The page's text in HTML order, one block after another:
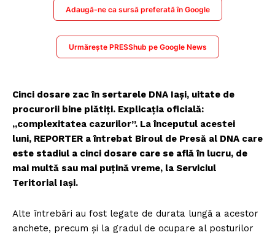
Adaugă-ne ca sursă preferată în Google
Urmărește PRESShub pe Google News
Cinci dosare zac în sertarele DNA Iași, uitate de
procurorii bine plătiți. Explicația oficială:
„complexitatea cazurilor”. La începutul acestei
luni, REPORTER a întrebat Biroul de Presă al DNA care
este stadiul a cinci dosare care se află în lucru, de
mai multă sau mai puțină vreme, la Serviciul
Teritorial Iași.
Alte întrebări au fost legate de durata lungă a acestor
anchete, precum și la gradul de ocupare al posturilor